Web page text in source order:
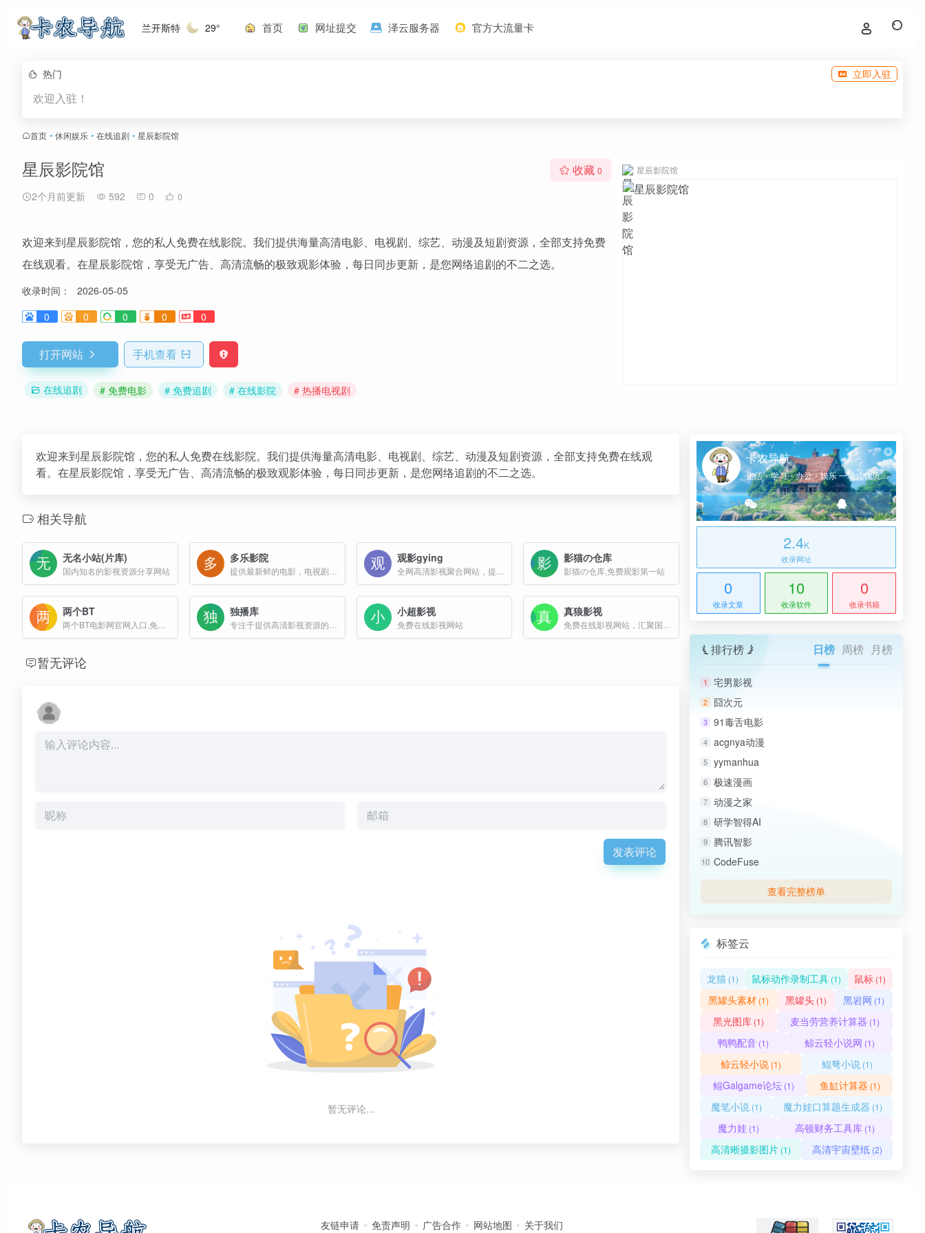
兰开斯特 29° 首页 网址提交 泽云服务器 官方大流量卡
热门 立即入驻
欢迎入驻！
首页 • 休闲娱乐 • 在线追剧 • 星辰影院馆
星辰影院馆
2个月前更新 592 0 0
收藏 0
欢迎来到星辰影院馆，您的私人免费在线影院。我们提供海量高清电影、电视剧、综艺、动漫及短剧资源，全部支持免费
在线观看。在星辰影院馆，享受无广告、高清流畅的极致观影体验，每日同步更新，是您网络追剧的不二之选。
收录时间：
2026-05-05
0
0 0 0 0
打开网站 手机查看
在线追剧 # 免费电影 # 免费追剧 # 在线影院 # 热播电视剧
星辰影院馆
欢迎来到星辰影院馆，您的私人免费在线影院。我们提供海量高清电影、电视剧、综艺、动漫及短剧资源，全部支持免费在线观
看。在星辰影院馆，享受无广告、高清流畅的极致观影体验，每日同步更新，是您网络追剧的不二之选。
相关导航
无名小站(片库)
国内知名的影视资源分享网站
多乐影院
提供最新鲜的电影，电视剧，动画更新，免费观看最新Netflix（奈飞），Hulu，HBO，Apple，Amazon，Disney(迪士尼)等流媒体平台独占影视内容
观影gying 影猫の仓库
影猫の仓库,免费观影第一站
两个BT 独播库 小超影视
免费在线影视网站
真狼影视
暂无评论
发表评论
暂无评论...
卡农导航
生活・学习・办公・娱乐 一站式优质网址导航
2.4K
收录网址
0
收录文章
10
收录软件
0
收录书籍
排行榜 日榜 周榜 月榜
1 宅男影视
2 囧次元
3 91毒舌电影
4 acgnya动漫
5 yymanhua
6 极速漫画
7 动漫之家
8 研学智得AI
9 腾讯智影
10 CodeFuse
查看完整榜单
标签云
龙猫(1) 鼠标动作录制工具(1) 鼠标 (1)
黑罐头素材 (1) 黑罐头 (1) 黑岩网 (1)
黑光图库 (1) 麦当劳营养计算器 (1)
鸭鸭配音 (1) 鲸云轻小说网 (1)
鲸云轻小说(1) 鲲弩小说(1)
鲲Galgame论坛(1) 鱼缸计算器 (1)
魔笔小说(1) 魔力娃口算题生成器 (1)
魔力娃 (1) 高顿财务工具库 (1)
高清晰摄影图片(1) 高清宇宙壁纸(2)
友链申请 免责声明 广告合作 网站地图 关于我们